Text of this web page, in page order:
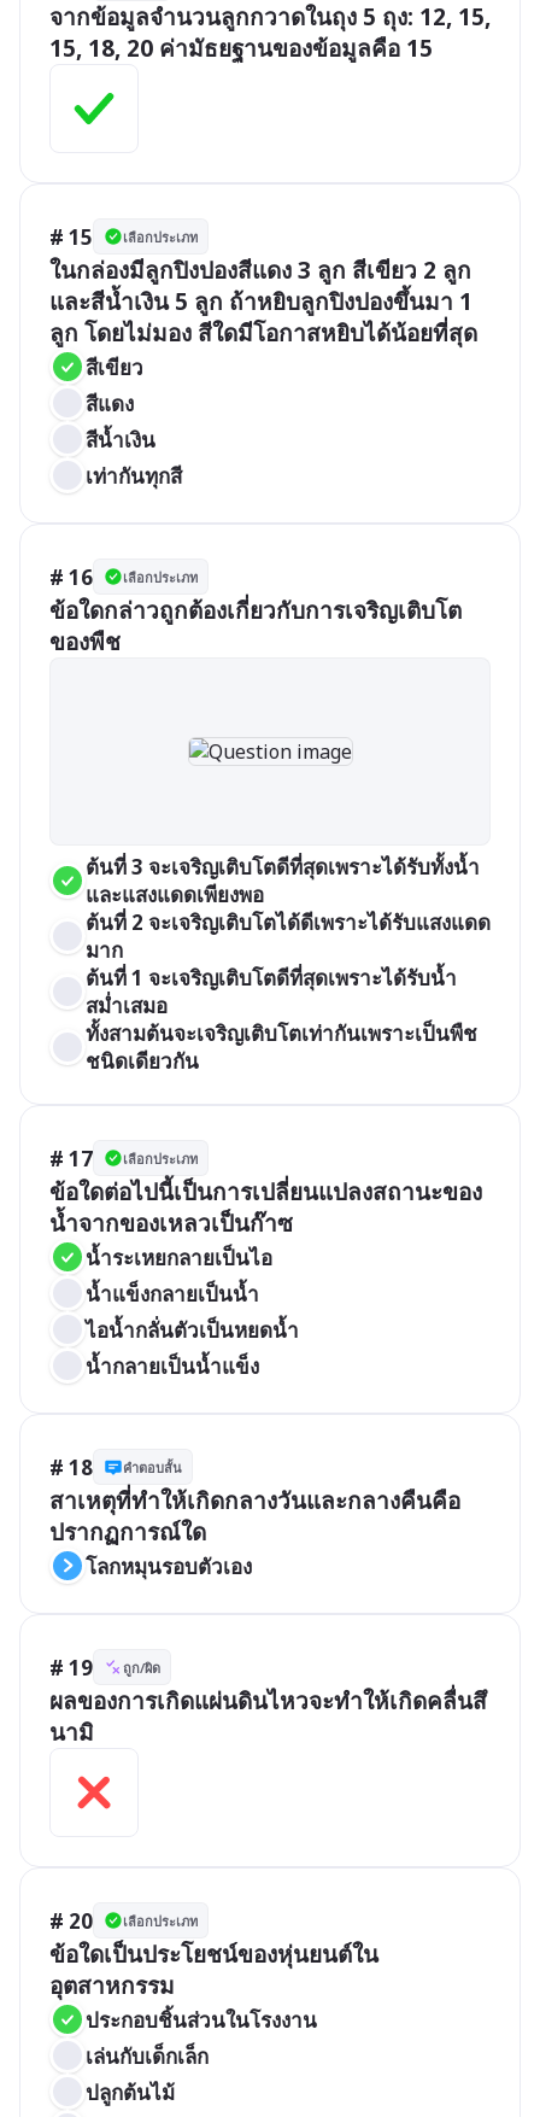
จากข้อมูลจำนวนลูกกวาดในถุง 5 ถุง: 12, 15,
15, 18, 20 ค่ามัธยฐานของข้อมูลคือ 15
# 15 เลือกประเภท
ในกล่องมีลูกปิงปองสีแดง 3 ลูก สีเขียว 2 ลูก
และสีน้ำเงิน 5 ลูก ถ้าหยิบลูกปิงปองขึ้นมา 1
ลูก โดยไม่มอง สีใดมีโอกาสหยิบได้น้อยที่สุด
สีเขียว
สีแดง
สีน้ำเงิน
เท่ากันทุกสี
# 16 เลือกประเภท
ข้อใดกล่าวถูกต้องเกี่ยวกับการเจริญเติบโต
ของพืช
ต้นที่ 3 จะเจริญเติบโตดีที่สุดเพราะได้รับทั้งน้ำ
และแสงแดดเพียงพอ
ต้นที่ 2 จะเจริญเติบโตได้ดีเพราะได้รับแสงแดด
มาก
ต้นที่ 1 จะเจริญเติบโตดีที่สุดเพราะได้รับน้ำ
สม่ำเสมอ
ทั้งสามต้นจะเจริญเติบโตเท่ากันเพราะเป็นพืช
ชนิดเดียวกัน
# 17 เลือกประเภท
ข้อใดต่อไปนี้เป็นการเปลี่ยนแปลงสถานะของ
น้ำจากของเหลวเป็นก๊าซ
น้ำระเหยกลายเป็นไอ
น้ำแข็งกลายเป็นน้ำ
ไอน้ำกลั่นตัวเป็นหยดน้ำ
น้ำกลายเป็นน้ำแข็ง
# 18 คำตอบสั้น
สาเหตุที่ทำให้เกิดกลางวันและกลางคืนคือ
ปรากฏการณ์ใด
โลกหมุนรอบตัวเอง
# 19 ถูก/ผิด
ผลของการเกิดแผ่นดินไหวจะทำให้เกิดคลื่นสึ
นามิ
# 20 เลือกประเภท
ข้อใดเป็นประโยชน์ของหุ่นยนต์ใน
อุตสาหกรรม
ประกอบชิ้นส่วนในโรงงาน
เล่นกับเด็กเล็ก
ปลูกต้นไม้